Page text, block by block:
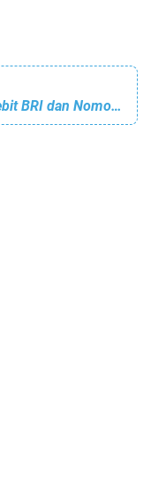
Cara Membedakan Nomor Kartu Debit BRI dan Nomor Rekening BRI Salah Bisa Fatal